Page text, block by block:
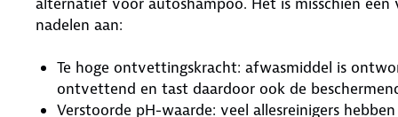
nadelen aan:
Te hoge ontvettingskracht: afwasmiddel is
ontvettend en tast daardoor ook de
Verstoorde pH-waarde: veel allesreinigers